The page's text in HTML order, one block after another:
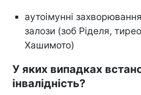
аутоімунні
залози (зоб Ріделя,
Хашимото)
У яких випадках
інвалідність?